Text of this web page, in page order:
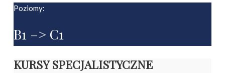
Poziomy:
B1 –> C1
KURSY SPECJALISTYCZNE